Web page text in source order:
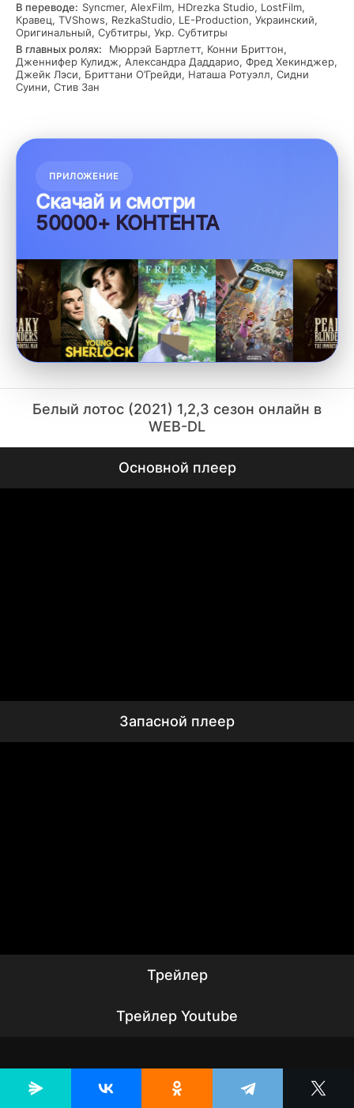
В переводе: Syncmer, AlexFilm, HDrezka Studio, LostFilm,
Кравец, TVShows, RezkaStudio, LE-Production, Украинский,
Оригинальный, Субтитры, Укр. Субтитры
В главных ролях:
Мюррэй Бартлетт, Конни Бриттон,
Дженнифер Кулидж, Александра Даддарио, Фред Хекинджер,
Джейк Лэси, Бриттани О’Грейди, Наташа Ротуэлл, Сидни
Суини, Стив Зан
ПРИЛОЖЕНИЕ
Скачай и смотри
50000+ КОНТЕНТА
Белый лотос (2021) 1,2,3 сезон онлайн в
WEB-DL
Основной плеер
Запасной плеер
Трейлер
Трейлер Youtube